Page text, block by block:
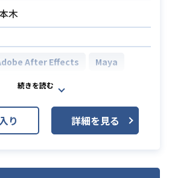
木
After Effects
Maya
Adobe Photoshop
タイトルにて、VFX（エフェク
デザインを担当頂きます。
り 詳細を見る